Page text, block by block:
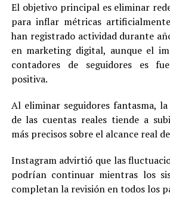
El objetivo principal es eliminar
para inflar métricas
han registrado actividad durante
en marketing digital, aunque el
contadores de seguidores es
positiva.
Al eliminar seguidores fantasma,
de las cuentas reales tiende a
más precisos sobre el alcance real
Instagram advirtió que las
podrían continuar mientras los
completan la revisión en todos los